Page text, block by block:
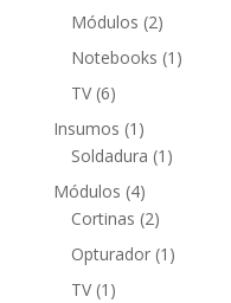
producto
Módulos 22
productos
Notebooks 1 1
TV 66
productos
Insumos 1 1
producto
Soldadura 1 1
Módulos 44
productos
Cortinas 22
productos
Opturador 1 1
TV 1 1